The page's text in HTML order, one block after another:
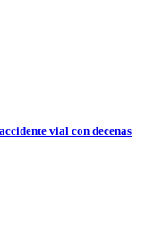
vial con decenas